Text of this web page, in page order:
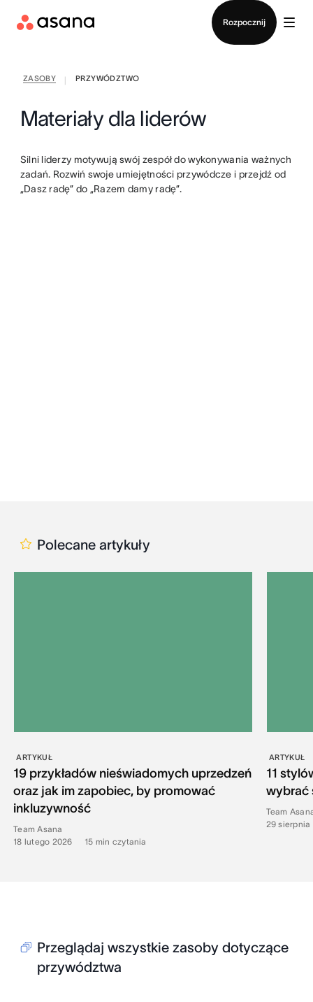
Rozpocznij
ZASOBY PRZYWÓDZTWO
Materiały dla liderów
Silni liderzy motywują swój zespół do wykonywania ważnych
zadań. Rozwiń swoje umiejętności przywódcze i przejdź od
„Dasz radę” do „Razem damy radę”.
Polecane artykuły
ARTYKUŁ
19 przykładów nieświadomych uprzedzeń
oraz jak im zapobiec, by promować
inkluzywność
Team Asana
18 lutego 2026
15 min czytania
ARTYKUŁ
11
wybrać
Team
29 sierpnia
Przeglądaj wszystkie zasoby dotyczące
przywództwa